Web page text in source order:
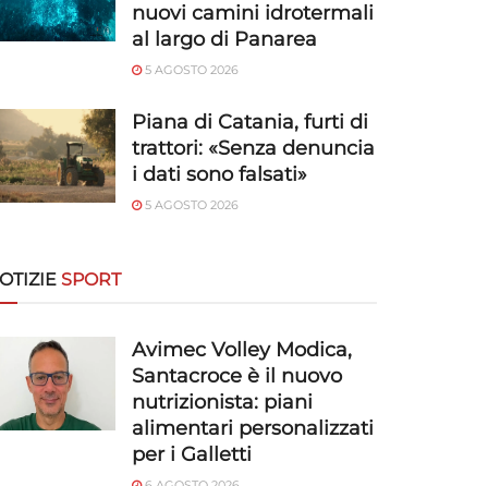
nuovi camini idrotermali
al largo di Panarea
5 AGOSTO 2026
Piana di Catania, furti di
trattori: «Senza denuncia
i dati sono falsati»
5 AGOSTO 2026
SPORT
Avimec Volley Modica,
Santacroce è il nuovo
nutrizionista: piani
alimentari personalizzati
per i Galletti